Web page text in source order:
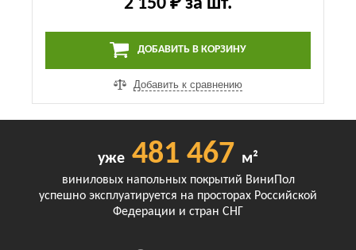
ДОБАВИТЬ В КОРЗИНУ
Добавить к сравнению
уже 481 467 м²
виниловых напольных покрытий ВиниПол
успешно эксплуатируется на просторах Российской
Федерации и стран СНГ